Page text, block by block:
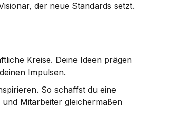
der neue Standards setzt.
Kreise. Deine Ideen prägen
Impulsen.
So schaffst du eine
Mitarbeiter gleichermaßen